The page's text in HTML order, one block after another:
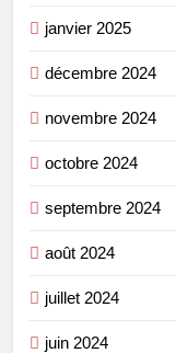
janvier 2025
décembre 2024
novembre 2024
octobre 2024
septembre 2024
août 2024
juillet 2024
juin 2024